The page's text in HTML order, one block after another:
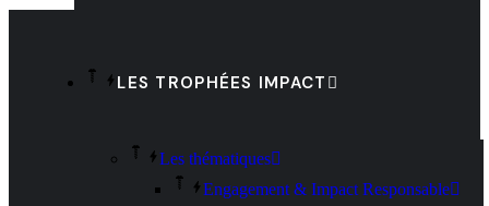
LES TROPHÉES IMPACT
Les thématiques
Engagement & Impact Responsable